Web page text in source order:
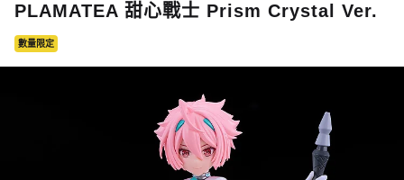
PLAMATEA 甜心戰士 Prism Crystal Ver.
數量限定